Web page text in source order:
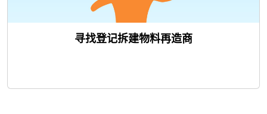
寻找登记拆建物料再造商